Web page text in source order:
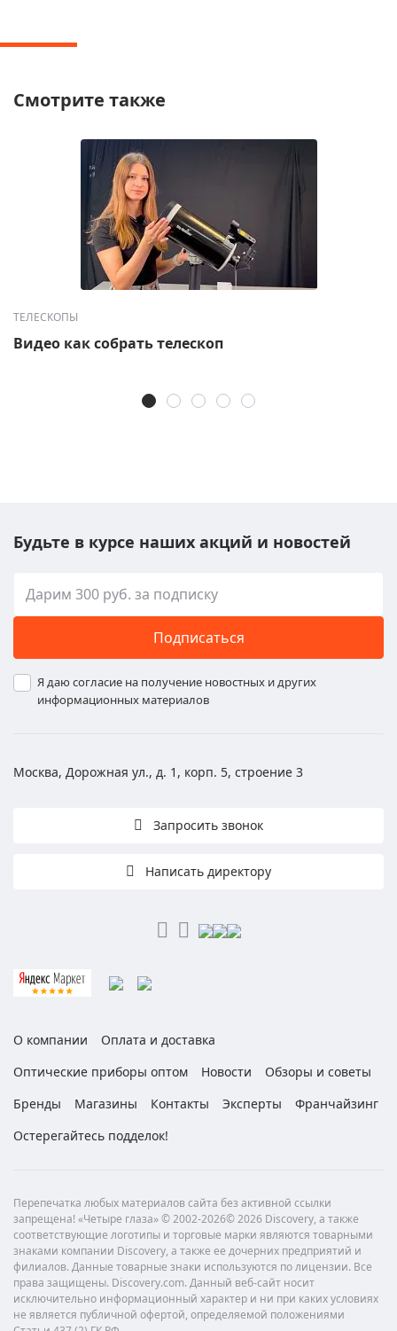
Смотрите также
ТЕЛЕСКОПЫ
Видео как собрать телескоп
Будьте в курсе наших акций и новостей
Подписаться
Я даю согласие на получение новостных и других
информационных материалов
Москва, Дорожная ул., д. 1, корп. 5, строение 3
Запросить звонок
Написать директору
О компании
Оплата и доставка
Оптические приборы оптом
Новости
Обзоры и советы
Бренды
Магазины Контакты Эксперты
Франчайзинг
Остерегайтесь подделок!
Перепечатка любых материалов сайта без активной ссылки
запрещена! «Четыре глаза» © 2002-2026© 2026 Discovery, а также
соответствующие логотипы и торговые марки являются товарными
знаками компании Discovery, а также ее дочерних предприятий и
филиалов. Данные товарные знаки используются по лицензии. Все
права защищены. Discovery.com. Данный веб-сайт носит
исключительно информационный характер и ни при каких условиях
не является публичной офертой, определяемой положениями